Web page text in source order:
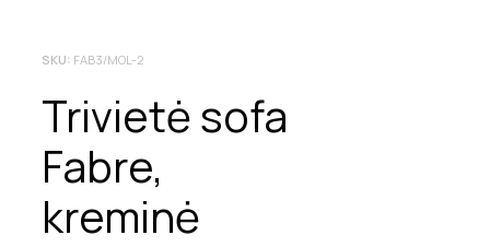
SKU: FAB3/MOL-2
Trivietė sofa
Fabre,
kreminė